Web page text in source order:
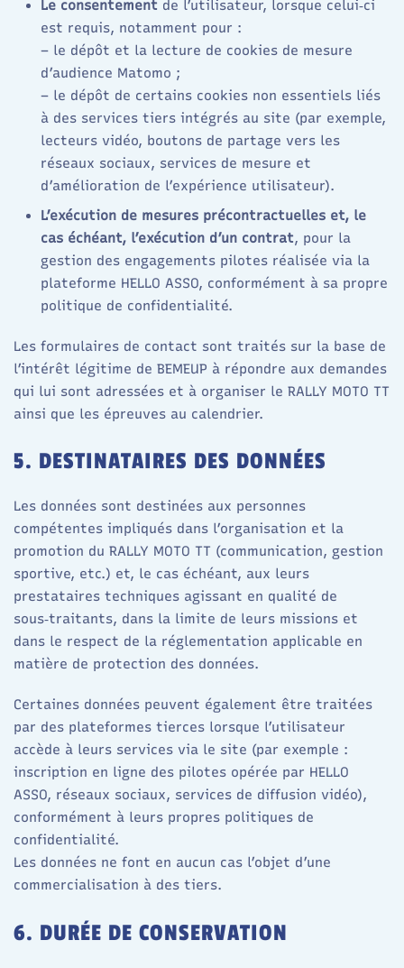
Le consentement de l’utilisateur, lorsque celui‑ci
est requis, notamment pour :
– le dépôt et la lecture de cookies de mesure
d’audience Matomo ;
– le dépôt de certains cookies non essentiels liés
à des services tiers intégrés au site (par exemple,
lecteurs vidéo, boutons de partage vers les
réseaux sociaux, services de mesure et
d’amélioration de l’expérience utilisateur).
L’exécution de mesures précontractuelles et, le
cas échéant, l’exécution d’un contrat, pour la
gestion des engagements pilotes réalisée via la
plateforme HELLO ASSO, conformément à sa propre
politique de confidentialité.
Les formulaires de contact sont traités sur la base de
l’intérêt légitime de BEMEUP à répondre aux demandes
qui lui sont adressées et à organiser le RALLY MOTO TT
ainsi que les épreuves au calendrier.
5. DESTINATAIRES DES DONNÉES
Les données sont destinées aux personnes
compétentes impliqués dans l’organisation et la
promotion du RALLY MOTO TT (communication, gestion
sportive, etc.) et, le cas échéant, aux leurs
prestataires techniques agissant en qualité de
sous‑traitants, dans la limite de leurs missions et
dans le respect de la réglementation applicable en
matière de protection des données.​
Certaines données peuvent également être traitées
par des plateformes tierces lorsque l’utilisateur
accède à leurs services via le site (par exemple :
inscription en ligne des pilotes opérée par HELLO
ASSO, réseaux sociaux, services de diffusion vidéo),
conformément à leurs propres politiques de
confidentialité.​
Les données ne font en aucun cas l’objet d’une
commercialisation à des tiers.
6. DURÉE DE CONSERVATION